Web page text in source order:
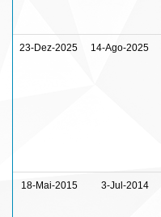
23-Dez-2025 14-Ago-2025
18-Mai-2015 3-Jul-2014